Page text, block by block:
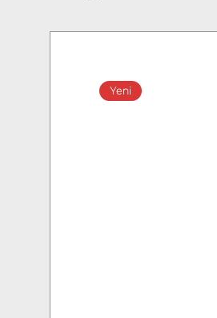
Yeni